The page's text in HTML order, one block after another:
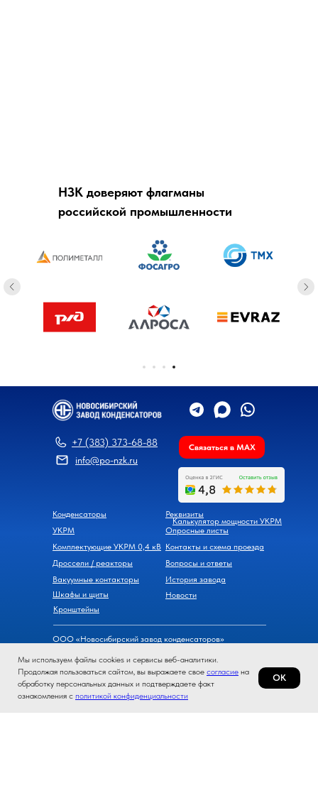
НЗК доверяют флагманы
российской промышленности
Мы используем файлы cookies и сервисы веб-аналитики.
Продолжая пользоваться сайтом, вы выражаете свое согласие на
обработку персональных данных и подтверждаете факт
ознакомления с политикой конфиденциальности
ОК
info@po-nzk.ru
Конденсаторы
УКРМ
Комплектующие УКРМ 0,4 кВ
Кронштейны
Шкафы и щиты
Вакуумные контакторы
Дроссели / реакторы
Реквизиты
Калькулятор мощности УКРМ
Опросные листы
Контакты и схема проезда
Вопросы и ответы
Новости
История завода
Согласие на обработку персональных данных
Политика конфиденциальности
ООО «Новосибирский завод конденсаторов»
ИНН 5408283308, ОГРН 1105476069600
+7 (383) 373-68-88 Связаться в MAX